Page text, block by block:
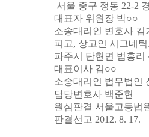
서울 중구 정동 22-2
대표자 위원장 박○○
소송대리인 변호사 김
피고, 상고인 시그네
파주시 탄현면 법흥리
대표이사 김○○
소송대리인 법무법인
담당변호사 백준현
원심판결 서울고등법
판결선고 2012. 8. 17.